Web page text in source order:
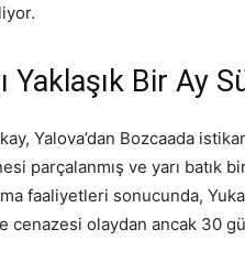
Yaklaşık Bir Ay
Yalova’dan Bozcaada
parçalanmış ve yarı batık
faaliyetleri sonucunda,
cenazesi olaydan ancak 30